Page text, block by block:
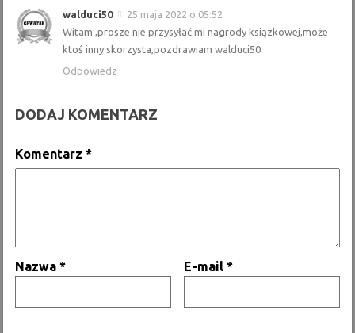
walduci50
25 maja 2022 o 05:52
Witam ,prosze nie przysyłać mi nagrody ksiązkowej,może
ktoś inny skorzysta,pozdrawiam walduci50
Odpowiedz
DODAJ KOMENTARZ
Komentarz*
Nazwa* E-mail*